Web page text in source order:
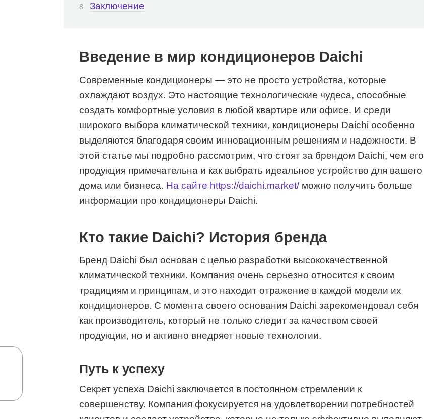
Заключение
Введение в мир кондиционеров Daichi
Современные кондиционеры — это не просто устройства, которые
охлаждают воздух. Это настоящие технологические чудеса, способные
создать комфортные условия в любой квартире или офисе. И среди
широкого выбора климатической техники, кондиционеры Daichi особенно
выделяются благодаря своим инновационным решениям и надежности. В
этой статье мы подробно рассмотрим, что стоят за брендом Daichi, чем его
продукция примечательна и как выбрать идеальное устройство для вашего
дома или бизнеса. На сайте https://daichi.market/можно получить больше
информации про кондиционеры Daichi.
Кто такие Daichi? История бренда
Бренд Daichi был основан с целью разработки высококачественной
климатической техники. Компания очень серьезно относится к своим
традициям и принципам, и это находит отражение в каждой модели их
кондиционеров. С момента своего основания Daichi зарекомендовал себя
как производитель, который не только следит за качеством своей
продукции, но и активно внедряет новые технологии.
Путь к успеху
Секрет успеха Daichi заключается в постоянном стремлении к
совершенству. Компания фокусируется на удовлетворении потребностей